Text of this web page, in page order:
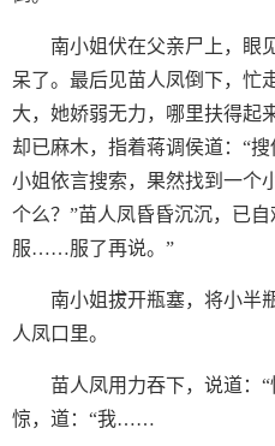
南小姐伏在父亲尸上，眼
呆了。最后见苗人凤倒下，忙
大，她娇弱无力，哪里扶得起
却已麻木，指着蒋调侯道：“
小姐依言搜索，果然找到一个
个么？”苗人凤昏昏沉沉，已自
服……服了再说。”
南小姐拔开瓶塞，将小半
人凤口里。
苗人凤用力吞下，说道：
惊，道：“我……